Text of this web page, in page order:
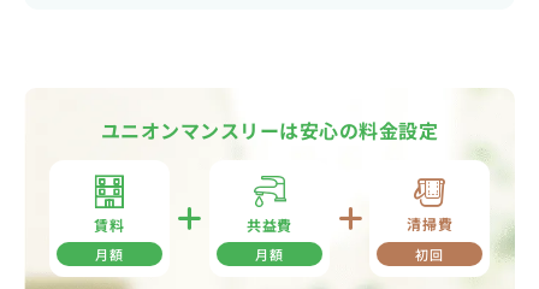
ユニオンマンスリーは安心の料金設定
賃料
月額
共益費
月額
清掃費
初回